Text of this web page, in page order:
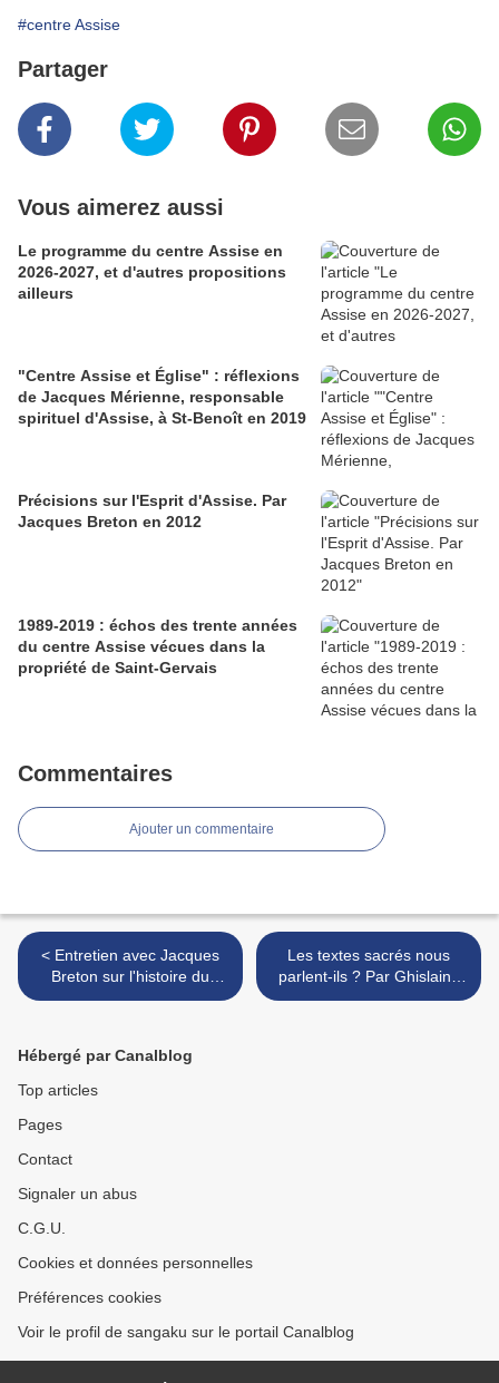
#centre Assise
Partager
Vous aimerez aussi
Le programme du centre Assise en
2026-2027, et d'autres propositions
ailleurs
"Centre Assise et Église" : réflexions
de Jacques Mérienne, responsable
spirituel d'Assise, à St-Benoît en 2019
Précisions sur l'Esprit d'Assise. Par
Jacques Breton en 2012
1989-2019 : échos des trente années
du centre Assise vécues dans la
propriété de Saint-Gervais
Commentaires
Ajouter un commentaire
< Entretien avec Jacques
Breton sur l'histoire du
centre Assise et le
Les textes sacrés nous
parlent-ils ? Par Ghislaine
Régent >
Hébergé par Canalblog
Top articles
Pages
Contact
Signaler un abus
C.G.U.
Cookies et données personnelles
Préférences cookies
Voir le profil de sangaku sur le portail Canalblog